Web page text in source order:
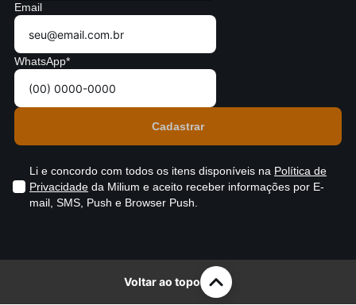
Email
WhatsApp*
Li e concordo com todos os itens disponíveis na Política de
Privacidade da Milium e aceito receber informações por E-
mail, SMS, Push e Browser Push.
Voltar ao topo